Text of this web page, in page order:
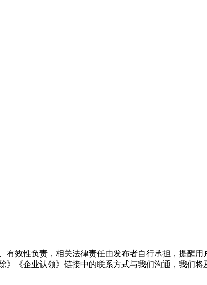
效性负责，相关法律责任由发布者自行承担，提醒用
《企业认领》链接中的联系方式与我们沟通，我们将